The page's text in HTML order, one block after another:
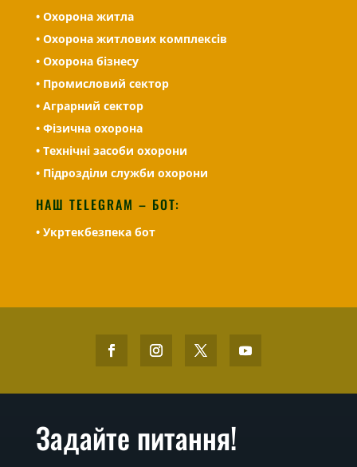
• Охорона житла
• Охорона житлових комплексів
• Охорона бізнесу
• Промисловий сектор
• Аграрний сектор
• Фізична охорона
• Технічні засоби охорони
• Підрозділи служби охорони
НАШ TELEGRAM – БОТ:
• Укртекбезпека бот
Задайте питання!